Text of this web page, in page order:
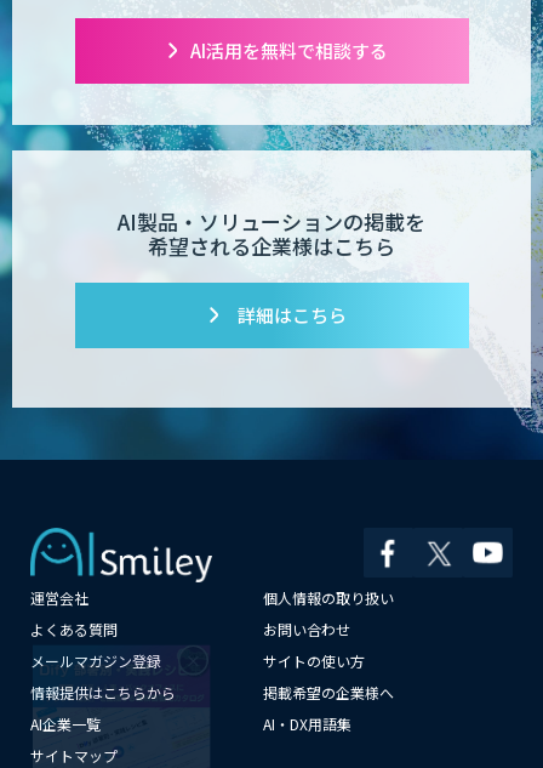
AI活用を無料で相談する
AI製品・ソリューションの掲載を
希望される企業様はこちら
詳細はこちら
運営会社
個人情報の取り扱い
よくある質問
お問い合わせ
メールマガジン登録
サイトの使い方
情報提供はこちらから
掲載希望の企業様へ
AI企業一覧
AI・DX用語集
サイトマップ